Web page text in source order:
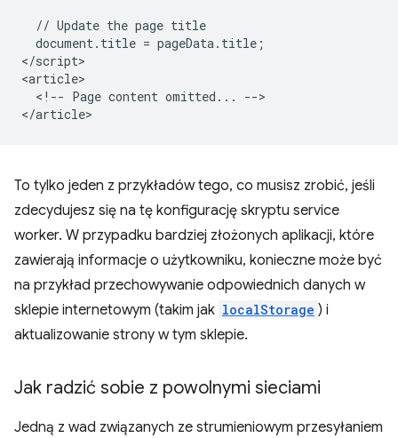
  // Update the page title
  document.title = pageData.title;
</script>
<article>
  <!-- Page content omitted... -->
To tylko jeden z przykładów tego, co musisz zrobić, jeśli
zdecydujesz się na tę konfigurację skryptu service
worker. W przypadku bardziej złożonych aplikacji, które
zawierają informacje o użytkowniku, konieczne może być
na przykład przechowywanie odpowiednich danych w
sklepie internetowym (takim jak localStorage ) i
aktualizowanie strony w tym sklepie.
Jak radzić sobie z powolnymi sieciami
Jedną z wad związanych ze strumieniowym przesyłaniem